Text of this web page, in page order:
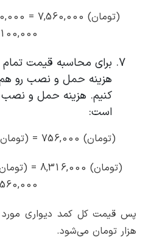
برای محاسبه قیمت
هزینه حمل و نصب رو هم
است:
(تومان) 756,000 = (تومان) 7,560,000 × 10%
هزار تومان می‌شود.